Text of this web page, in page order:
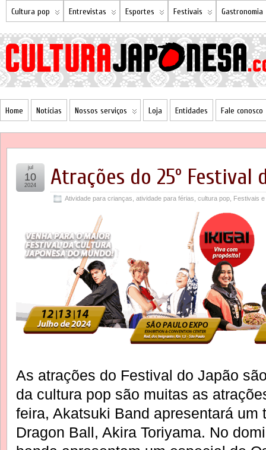
Cultura pop Entrevistas Esportes Festivais Gastronomia
Home Notícias Nossos serviços Loja Entidades Fale conosco
Atrações do 25º Festival
Atividade para crianças atividade para férias cultura pop Festivais
jul
10
2024
As atrações do Festival do Japão
da cultura pop são muitas as
feira, Akatsuki Band apresentará um
Dragon Ball, Akira Toriyama. No